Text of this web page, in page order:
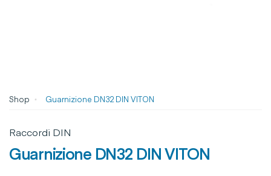
Shop Guarnizione DN32 DIN VITON
Raccordi DIN
Guarnizione DN32 DIN VITON